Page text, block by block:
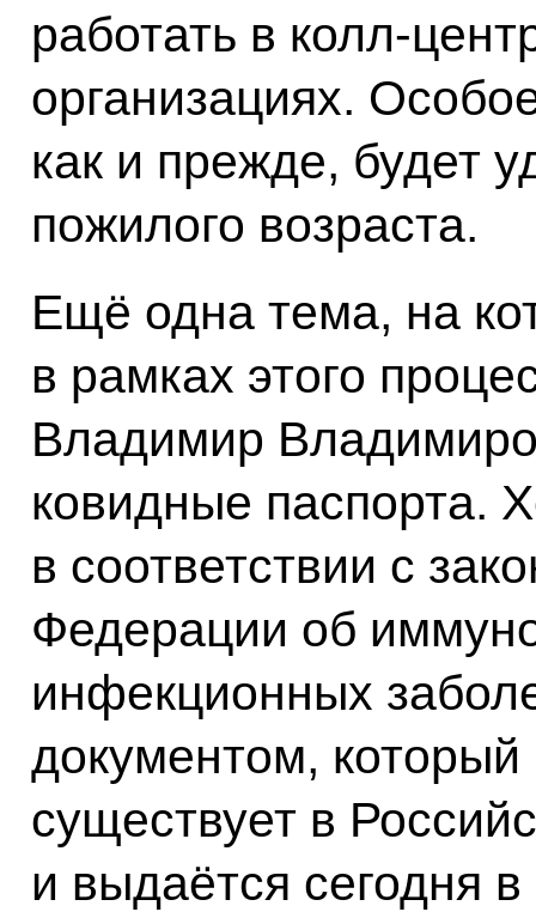
работать в колл-
организациях.
как и прежде, будет
пожилого возраста.
Ещё одна тема, на
в рамках этого
Владимир
ковидные паспорта.
в соответствии с
Федерации об
инфекционных
документом,
существует в
и выдаётся сегодня